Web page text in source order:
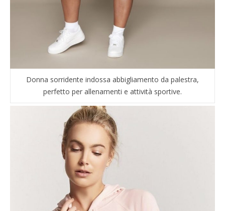
Donna sorridente indossa abbigliamento da palestra,
perfetto per allenamenti e attività sportive.